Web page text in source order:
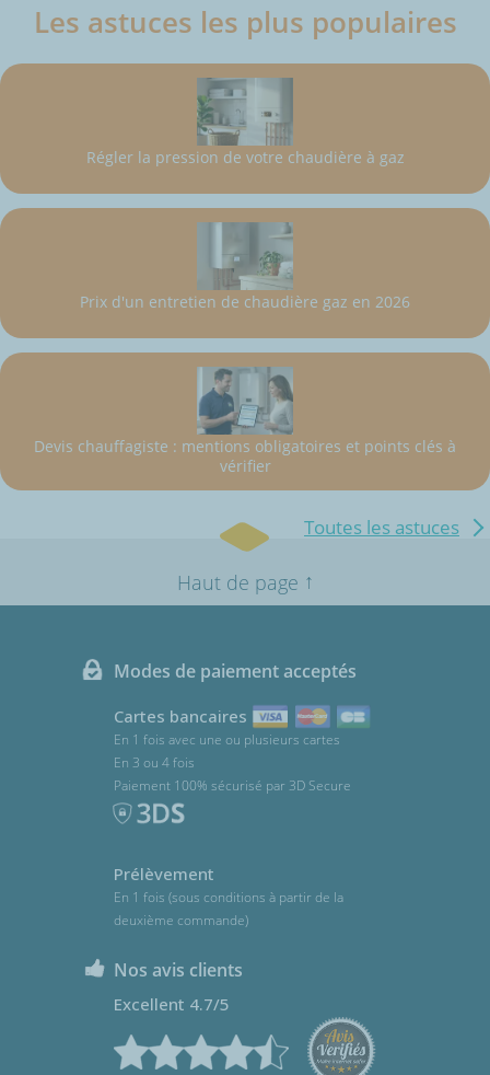
Les astuces les plus populaires
Régler la pression de votre chaudière à gaz
Prix d'un entretien de chaudière gaz en 2026
Devis chauffagiste : mentions obligatoires et points clés à
vérifier
Toutes les astuces
Haut de page ↑
Modes de paiement acceptés
Cartes bancaires
En 1 fois avec une ou plusieurs cartes
En 3 ou 4 fois
Paiement 100% sécurisé par 3D Secure
Prélèvement
En 1 fois (sous conditions à partir de la
deuxième commande)
Nos avis clients
Excellent 4.7/5